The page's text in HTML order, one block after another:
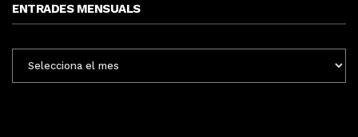
ENTRADES MENSUALS
MENSUALS